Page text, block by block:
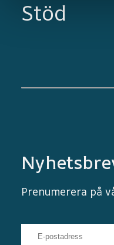
Stöd
Prenumerera på